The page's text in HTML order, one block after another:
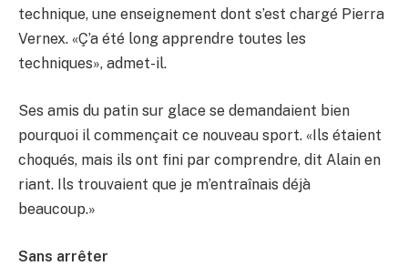
technique, une enseignement dont s’est chargé Pierra
Vernex. «Ç’a été long apprendre toutes les
techniques», admet-il.
Ses amis du patin sur glace se demandaient bien
pourquoi il commençait ce nouveau sport. «Ils étaient
choqués, mais ils ont fini par comprendre, dit Alain en
riant. Ils trouvaient que je m’entraînais déjà
beaucoup.»
Sans arrêter